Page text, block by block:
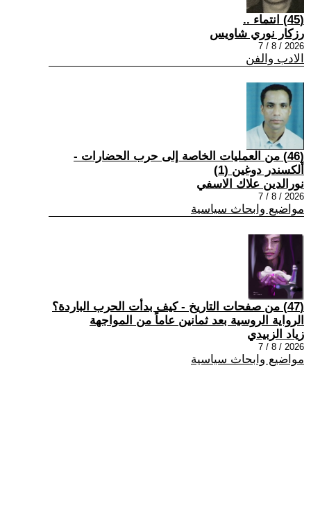
(45) انتماء ..
رزكار نوري شاويس
2026 / 8 / 7
الادب والفن
(46) من العمليات الخاصة إلى حرب الحضارات -
ألكسندر دوغين (1)
نورالدين علاك الاسفي
2026 / 8 / 7
مواضيع وابحاث سياسية
(47) من صفحات التاريخ - كيف بدأت الحرب الباردة؟
الرواية الروسية بعد ثمانين عاماً من المواجهة
زياد الزبيدي
2026 / 8 / 7
مواضيع وابحاث سياسية